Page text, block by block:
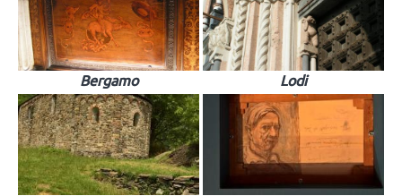
Bergamo Lodi